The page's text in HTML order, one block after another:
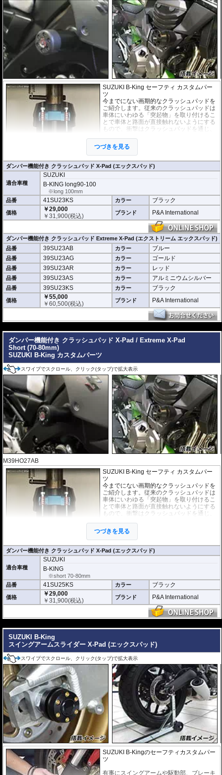
SUZUKI B-King セーフティ カスタムパー
ツ
今までにない画期的なクラッシュパッドを
ご紹介します。従来のクラッシュパッドは
車体にいわゆる「突起物」を取り付けるこ
とで車体と路面が直接触れないようにする
もので、衝撃はクラッシュパッドを通じ、
す。
しかし、このX-Pad(エックスパッド) / Extr
eme X-Padは内部にダンパーを搭載し、衝
撃エネルギーを吸収。また通常のクラッシュパッドでは、一瞬で伝わってしま
う衝撃も、ダンパーにより効果的に分散します。
デザインも下記の2種類を用意。
オーソドックスなデザインのX-Pad (エックスパッド) ヘッド部 : 円形 (現在 カ
ラーはブラックのみ)
スポーティなデザインのExtreme X-Pad (エクストリーム エックスパッド) ヘ
ッド部 : 流線楕円形
※取り付け写真のヘッド部分は旧デザインのものです。現在のヘッドはカラー
サンプル写真のものとなります。
※製品写真は代表イメージも含まれています。ステー等、必要パーツが実際と
異なる場合があります。
つづきを見る
ダンパー機能付き クラッシュパッド X-Pad (エックスパッド)
適合車種
SUZUKI
B-KING long90-100
※long 100mm
品番
41SU23KS カラー ブラック
価格
￥29,000
￥31,900(税込) ブランド P&A International
ダンパー機能付き クラッシュパッド Extreme X-Pad (エクストリーム エックスパッド)
品番
39SU23AB カラー ブルー
品番 39SU23AG カラー ゴールド
品番 39SU23AR カラー レッド
品番 39SU23AS カラー アルミニウムシルバー
品番 39SU23KS カラー ブラック
価格
￥55,000
￥60,500(税込) ブランド P&A International
ダンパー機能付き クラッシュパッド X-Pad / Extreme X-Pad
Short (70-80mm)
SUZUKI B-King カスタムパーツ
スワイプでスクロール、クリック(タップ)で拡大表示
M39HO27AB
SUZUKI B-King セーフティ カスタムパー
ツ
今までにない画期的なクラッシュパッドを
ご紹介します。従来のクラッシュパッドは
車体にいわゆる「突起物」を取り付けるこ
とで車体と路面が直接触れないようにする
もので、衝撃はクラッシュパッドを通じ、
す。
しかし、このX-Pad(エックスパッド) / Extr
eme X-Padは内部にダンパーを搭載し、衝
撃エネルギーを吸収。また通常のクラッシュパッドでは、一瞬で伝わってしま
う衝撃も、ダンパーにより効果的に分散します。
※取り付け写真のヘッド部分は旧デザインのものです。現在のヘッドはカラー
サンプル写真のものとなります。
※製品写真は代表イメージも含まれています。ステー等、必要パーツが実際と
異なる場合があります。
つづきを見る
ダンパー機能付き クラッシュパッド X-Pad (エックスパッド)
適合車種
SUZUKI
B-KING
※short 70-80mm
品番
41SU25KS カラー ブラック
価格
￥29,000
￥31,900(税込) ブランド P&A International
SUZUKI B-King
スイングアームスライダー X-Pad (エックスパッド)
スワイプでスクロール、クリック(タップ)で拡大表示
SUZUKI B-Kingのセーフティカスタムパー
ツ
有事にスイングアームや駆動部、ブレーキ